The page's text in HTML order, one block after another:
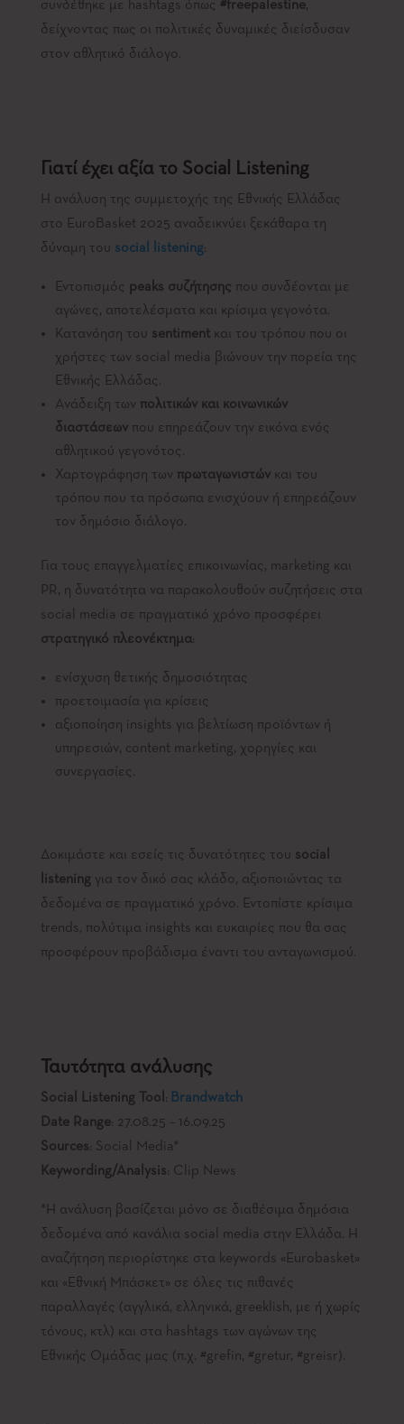
συνδέθηκε με hashtags όπως #freepalestine,
δείχνοντας πως οι πολιτικές δυναμικές διείσδυσαν
στον αθλητικό διάλογο.
Γιατί έχει αξία το Social Listening
Η ανάλυση της συμμετοχής της Εθνικής Ελλάδας
στο EuroBasket 2025 αναδεικνύει ξεκάθαρα τη
δύναμη του social listening:
Εντοπισμός peaks συζήτησης που συνδέονται με
αγώνες, αποτελέσματα και κρίσιμα γεγονότα.
Κατανόηση του sentimentκαι του τρόπου που οι
χρήστες των social media βιώνουν την πορεία της
Εθνικής Ελλάδας.
Ανάδειξη των πολιτικών και κοινωνικών
διαστάσεωνπου επηρεάζουν την εικόνα ενός
αθλητικού γεγονότος.
Χαρτογράφηση των πρωταγωνιστώνκαι του
τρόπου που τα πρόσωπα ενισχύουν ή επηρεάζουν
τον δημόσιο διάλογο.
Για τους επαγγελματίες επικοινωνίας, marketing και
PR, η δυνατότητα να παρακολουθούν συζητήσεις στα
social media σε πραγματικό χρόνο προσφέρει
στρατηγικό πλεονέκτημα:
ενίσχυση θετικής δημοσιότητας
προετοιμασία για κρίσεις
αξιοποίηση insights για βελτίωση προϊόντων ή
υπηρεσιών, content marketing, χορηγίες και
συνεργασίες.
Δοκιμάστε και εσείς τις δυνατότητες του social
listening για τον δικό σας κλάδο, αξιοποιώντας τα
δεδομένα σε πραγματικό χρόνο. Εντοπίστε κρίσιμα
trends, πολύτιμα insights και ευκαιρίες που θα σας
προσφέρουν προβάδισμα έναντι του ανταγωνισμού.
Ταυτότητα ανάλυσης
Social Listening Tool: Brandwatch
Date Range: 27.08.25 – 16.09.25
Sources: Social Media*
Keywording/Analysis: Clip News
*Η ανάλυση βασίζεται μόνο σε διαθέσιμα δημόσια
δεδομένα από κανάλια social media στην Ελλάδα. Η
αναζήτηση περιορίστηκε στα keywords «Eurobasket»
και «Εθνική Μπάσκετ» σε όλες τις πιθανές
παραλλαγές (αγγλικά, ελληνικά, greeklish, με ή χωρίς
τόνους, κτλ) και στα hashtags των αγώνων της
Εθνικής Ομάδας μας (π.χ. #grefin, #gretur, #greisr).